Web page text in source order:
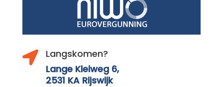

Langskomen?
Lange Kleiweg 6,
2531 KA Rijswijk